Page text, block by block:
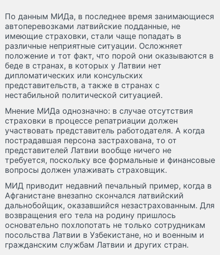
По данным МИДа, в последнее время занимающиеся
автоперевозками латвийские подданные, не
имеющие страховки, стали чаще попадать в
различные неприятные ситуации. Осложняет
положение и тот факт, что порой они оказываются в
беде в странах, в которых у Латвии нет
дипломатических или консульских
представительств, а также в странах с
нестабильной политической ситуацией.
Мнение МИДа однозначно: в случае отсутствия
страховки в процессе репатриации должен
участвовать представитель работодателя. А когда
пострадавшая персона застрахована, то от
представителей Латвии вообще ничего не
требуется, поскольку все формальные и финансовые
вопросы должен улаживать страховщик.
МИД приводит недавний печальный пример, когда в
Афганистане внезапно скончался латвийский
дальнобойщик, оказавшийся незастрахованным. Для
возвращения его тела на родину пришлось
основательно похлопотать не только сотрудникам
посольства Латвии в Узбекистане, но и военным и
гражданским службам Латвии и других стран.